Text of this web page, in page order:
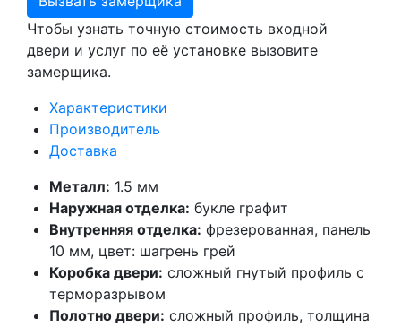
Чтобы узнать точную стоимость входной
двери и услуг по её установке вызовите
замерщика.
Характеристики
Производитель
Доставка
Металл: 1.5 мм
Наружная отделка: букле графит
Внутренняя отделка: фрезерованная, панель
10 мм, цвет: шагрень грей
Коробка двери: сложный гнутый профиль с
терморазрывом
Полотно двери: сложный профиль, толщина